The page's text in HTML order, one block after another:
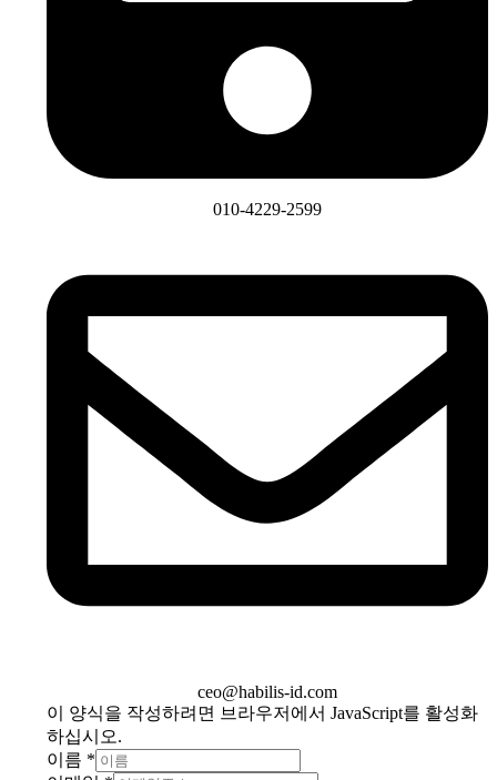
010-4229-2599
ceo@habilis-id.com
이 양식을 작성하려면 브라우저에서 JavaScript를 활성화
하십시오.
이름 *